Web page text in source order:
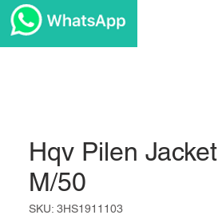
Hqv Pilen Jacket
M/50
SKU: 3HS1911103